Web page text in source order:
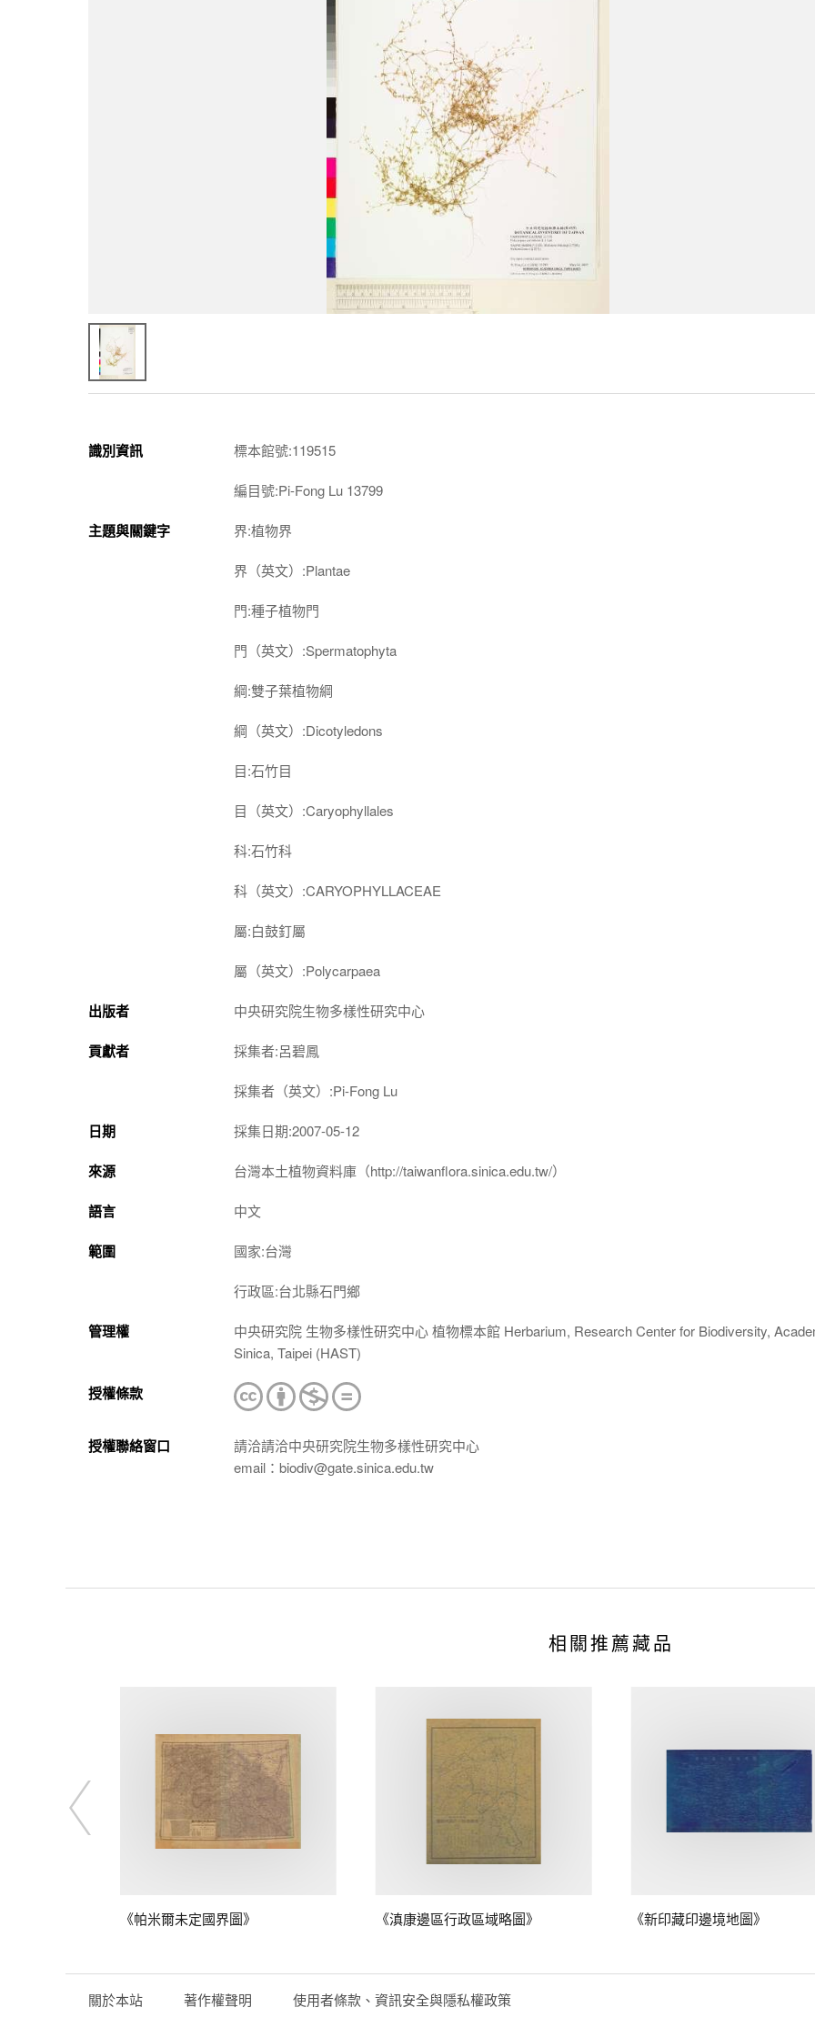
識別資訊 標本館號:119515
編目號:Pi-Fong Lu 13799
主題與關鍵字 界:植物界
界（英文）:Plantae
門:種子植物門
門（英文）:Spermatophyta
綱:雙子葉植物綱
綱（英文）:Dicotyledons
目:石竹目
目（英文）:Caryophyllales
科:石竹科
科（英文）:CARYOPHYLLACEAE
屬:白鼓釘屬
屬（英文）:Polycarpaea
出版者 中央研究院生物多樣性研究中心
貢獻者 採集者:呂碧鳳
採集者（英文）:Pi-Fong Lu
日期 採集日期:2007-05-12
來源 台灣本土植物資料庫（http://taiwanflora.sinica.edu.tw/）
語言 中文
範圍 國家:台灣
行政區:台北縣石門鄉
管理權
中央研究院 生物多樣性研究中心 植物標本館 Herbarium, Research Center for Biodiversity,
Sinica, Taipei (HAST)
授權條款
授權聯絡窗口
請洽請洽中央研究院生物多樣性研究中心
email：biodiv@gate.sinica.edu.tw
相關推薦藏品
《帕米爾未定國界圖》 《滇康邊區行政區域略圖》 《新印藏印邊境地圖》
關於本站 著作權聲明 使用者條款、資訊安全與隱私權政策